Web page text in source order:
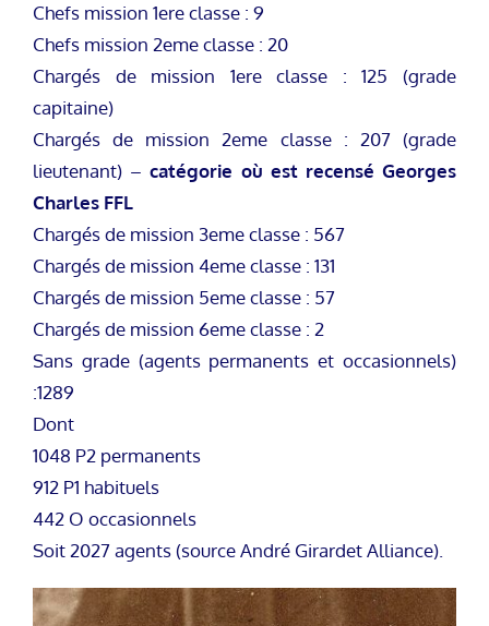
Chefs mission 1ere classe : 9
Chefs mission 2eme classe : 20
Chargés de mission 1ere classe : 125 (grade
capitaine)
Chargés de mission 2eme classe : 207 (grade
lieutenant) – catégorie où est recensé Georges
Charles FFL
Chargés de mission 3eme classe : 567
Chargés de mission 4eme classe : 131
Chargés de mission 5eme classe : 57
Chargés de mission 6eme classe : 2
Sans grade (agents permanents et occasionnels)
:1289
Dont
1048 P2 permanents
912 P1 habituels
442 O occasionnels
Soit 2027 agents (source André Girardet Alliance).